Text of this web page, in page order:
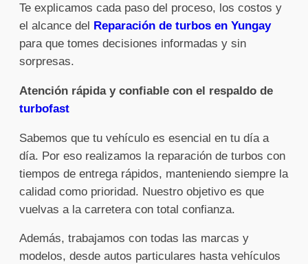
Te explicamos cada paso del proceso, los costos y
el alcance del Reparación de turbos en Yungay
para que tomes decisiones informadas y sin
sorpresas.
Atención rápida y confiable con el respaldo de
turbofast
Sabemos que tu vehículo es esencial en tu día a
día. Por eso realizamos la reparación de turbos con
tiempos de entrega rápidos, manteniendo siempre la
calidad como prioridad. Nuestro objetivo es que
vuelvas a la carretera con total confianza.
Además, trabajamos con todas las marcas y
modelos, desde autos particulares hasta vehículos